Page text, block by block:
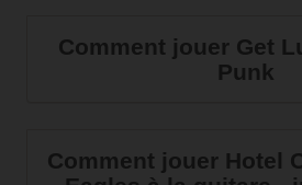
Comment jouer Get
Punk
Comment jouer Hotel